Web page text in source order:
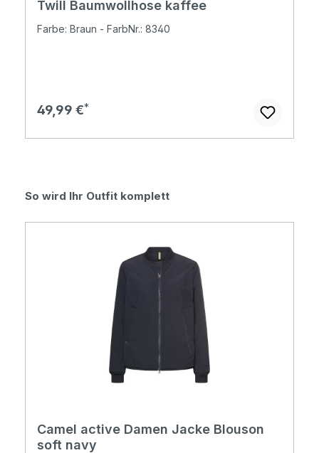
Twill Baumwollhose kaffee
Farbe: Braun - FarbNr.: 8340
Regulärer Preis:
49,99 €
Produktgalerie überspringen
So wird Ihr Outfit komplett
Camel active Damen Jacke Blouson
soft navy